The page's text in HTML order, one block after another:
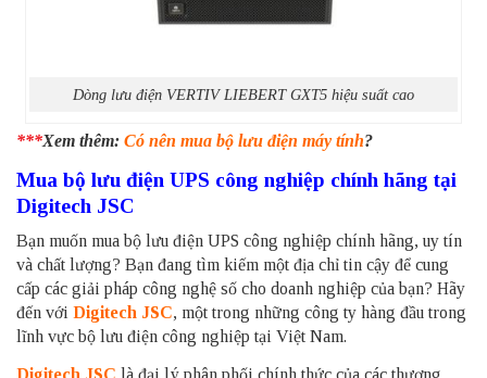
Dòng lưu điện VERTIV LIEBERT GXT5 hiệu suất cao
***Xem thêm: Có nên mua bộ lưu điện máy tính?
Mua bộ lưu điện UPS công nghiệp chính hãng tại
Digitech JSC
Bạn muốn mua bộ lưu điện UPS công nghiệp chính hãng, uy tín
và chất lượng? Bạn đang tìm kiếm một địa chỉ tin cậy để cung
cấp các giải pháp công nghệ số cho doanh nghiệp của bạn? Hãy
đến với Digitech JSC, một trong những công ty hàng đầu trong
lĩnh vực bộ lưu điện công nghiệp tại Việt Nam.